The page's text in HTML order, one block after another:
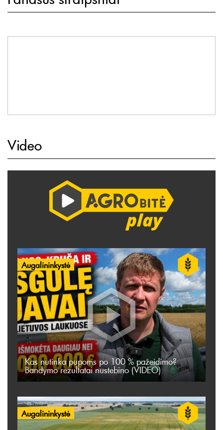
Video
Augalininkystė
Kas nutinka pupoms po 100 % pažeidimo?
Bandymo rezultatai nustebino (VIDEO)
Augalininkystė